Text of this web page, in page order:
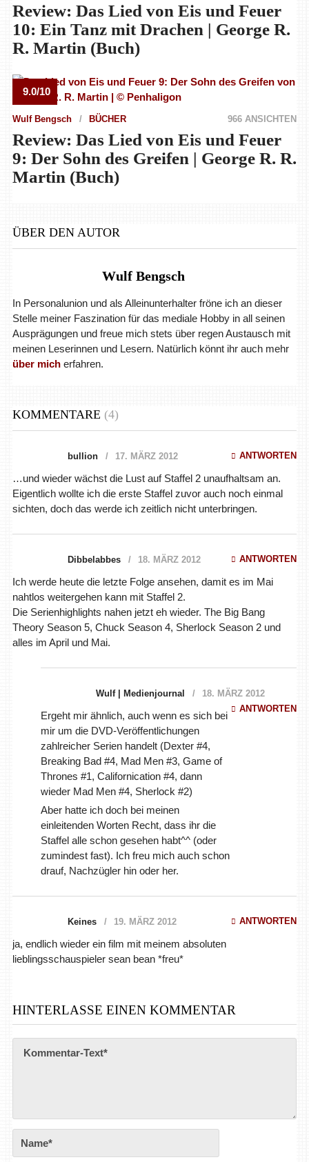
Review: Das Lied von Eis und Feuer
10: Ein Tanz mit Drachen | George R.
R. Martin (Buch)
9.0/10
Wulf Bengsch BÜCHER 966 ANSICHTEN
Review: Das Lied von Eis und Feuer
9: Der Sohn des Greifen | George R. R.
Martin (Buch)
ÜBER DEN AUTOR
Wulf Bengsch
In Personalunion und als Alleinunterhalter fröne ich an dieser
Stelle meiner Faszination für das mediale Hobby in all seinen
Ausprägungen und freue mich stets über regen Austausch mit
meinen Leserinnen und Lesern. Natürlich könnt ihr auch mehr
über micherfahren.
KOMMENTARE (4)
bullion 17. MÄRZ 2012 ANTWORTEN
…und wieder wächst die Lust auf Staffel 2 unaufhaltsam an.
Eigentlich wollte ich die erste Staffel zuvor auch noch einmal
sichten, doch das werde ich zeitlich nicht unterbringen.
Dibbelabbes 18. MÄRZ 2012 ANTWORTEN
Ich werde heute die letzte Folge ansehen, damit es im Mai
nahtlos weitergehen kann mit Staffel 2.
Die Serienhighlights nahen jetzt eh wieder. The Big Bang
Theory Season 5, Chuck Season 4, Sherlock Season 2 und
alles im April und Mai.
Wulf | Medienjournal
18. MÄRZ 2012
ANTWORTEN
Ergeht mir ähnlich, auch wenn es sich bei
mir um die DVD-Veröffentlichungen
zahlreicher Serien handelt (Dexter #4,
Breaking Bad #4, Mad Men #3, Game of
Thrones #1, Californication #4, dann
wieder Mad Men #4, Sherlock #2)
Aber hatte ich doch bei meinen
einleitenden Worten Recht, dass ihr die
Staffel alle schon gesehen habt^^ (oder
zumindest fast). Ich freu mich auch schon
drauf, Nachzügler hin oder her.
Keines 19. MÄRZ 2012 ANTWORTEN
ja, endlich wieder ein film mit meinem absoluten
lieblingsschauspieler sean bean *freu*
HINTERLASSE EINEN KOMMENTAR